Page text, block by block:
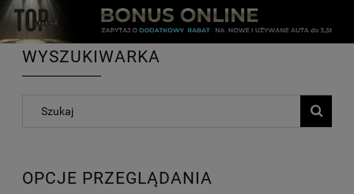
WYSZUKIWARKA
OPCJE PRZEGLĄDANIA